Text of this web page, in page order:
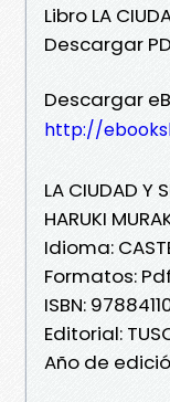
Libro LA
Descargar
Descargar
http://
LA CIUDAD Y
HARUKI
Idioma:
Formatos:
ISBN:
Editorial:
Año de